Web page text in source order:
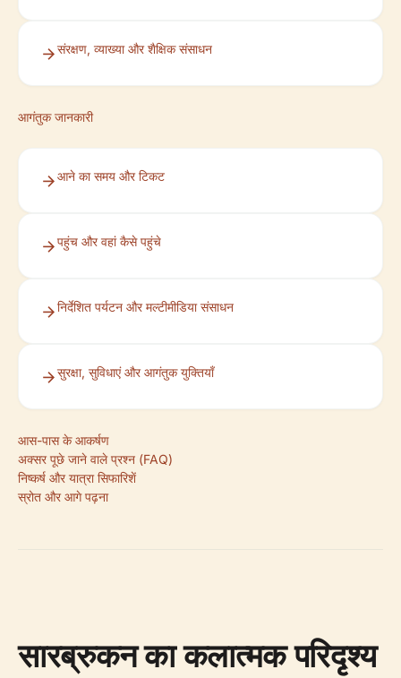
संरक्षण, व्याख्या और शैक्षिक संसाधन
आगंतुक जानकारी
आने का समय और टिकट
पहुंच और वहां कैसे पहुंचे
निर्देशित पर्यटन और मल्टीमीडिया संसाधन
सुरक्षा, सुविधाएं और आगंतुक युक्तियाँ
आस-पास के आकर्षण
अक्सर पूछे जाने वाले प्रश्न (FAQ)
निष्कर्ष और यात्रा सिफारिशें
स्रोत और आगे पढ़ना
सारब्रुकन का कलात्मक परिदृश्य